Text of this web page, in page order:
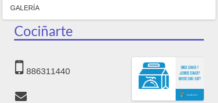
GALERÍA
Cociñarte
886311440